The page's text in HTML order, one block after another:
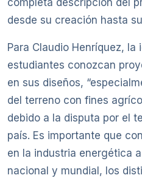
completa descripción del
desde su creación hasta
Para Claudio Henríquez, la
estudiantes conozcan
en sus diseños,
del terreno con fines
debido a la disputa por el
país. Es importante que
en la industria energética
nacional y mundial, los